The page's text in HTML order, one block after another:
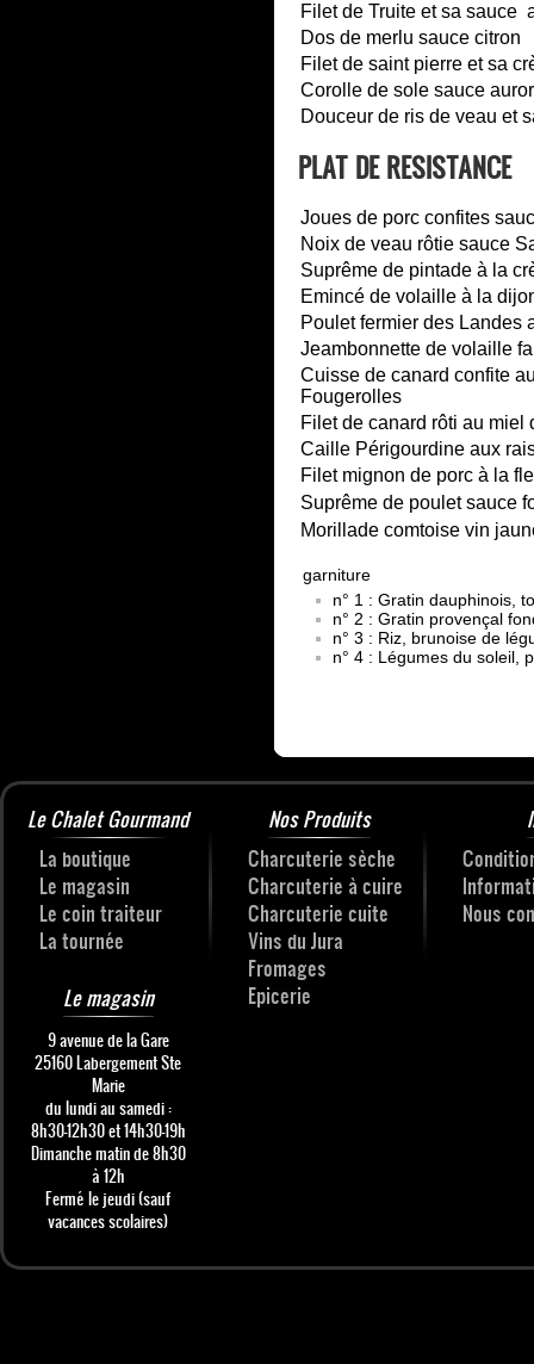
Filet de Truite et sa sauce
Dos de merlu sauce citron
Filet de saint pierre et sa
Corolle de sole sauce
Douceur de ris de veau et
PLAT DE RESISTANCE
Joues de porc confites
Noix de veau rôtie sauce
Suprême de pintade à la
Emincé de volaille à la
Poulet fermier des Landes
Jeambonnette de volaille
Cuisse de canard confite
Fougerolles
Filet de canard rôti au miel
Caille Périgourdine aux
Filet mignon de porc à la
Suprême de poulet sauce
Morillade comtoise vin
garniture
n° 1 : Gratin dauphinois,
n° 2 : Gratin provençal
n° 3 : Riz, brunoise de
n° 4 : Légumes du soleil,
Le Chalet Gourmand
La boutique
Le magasin
Le coin traiteur
La tournée
Nos Produits
Charcuterie sèche
Charcuterie à cuire
Charcuterie cuite
Vins du Jura
Fromages
Epicerie
Nous
Le magasin
9 avenue de la Gare
25160 Labergement Ste
Marie
du lundi au samedi :
8h30-12h30 et 14h30-19h
Dimanche matin de 8h30
à 12h
Fermé le jeudi (sauf
vacances scolaires)